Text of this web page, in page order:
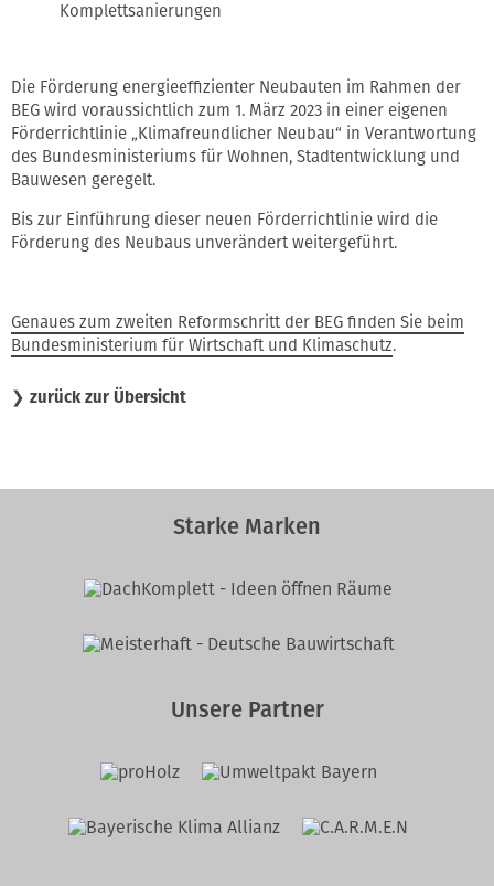
Komplettsanierungen
Die Förderung energieeffizienter Neubauten im Rahmen der
BEG wird voraussichtlich zum 1. März 2023 in einer eigenen
Förderrichtlinie „Klimafreundlicher Neubau“ in Verantwortung
des Bundesministeriums für Wohnen, Stadtentwicklung und
Bauwesen geregelt.
Bis zur Einführung dieser neuen Förderrichtlinie wird die
Förderung des Neubaus unverändert weitergeführt.
Genaues zum zweiten Reformschritt der BEG finden Sie beim
Bundesministerium für Wirtschaft und Klimaschutz.
❯ zurück zur Übersicht
Starke Marken
Unsere Partner